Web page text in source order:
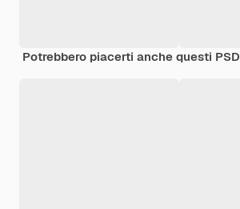
Potrebbero piacerti anche questi PSD